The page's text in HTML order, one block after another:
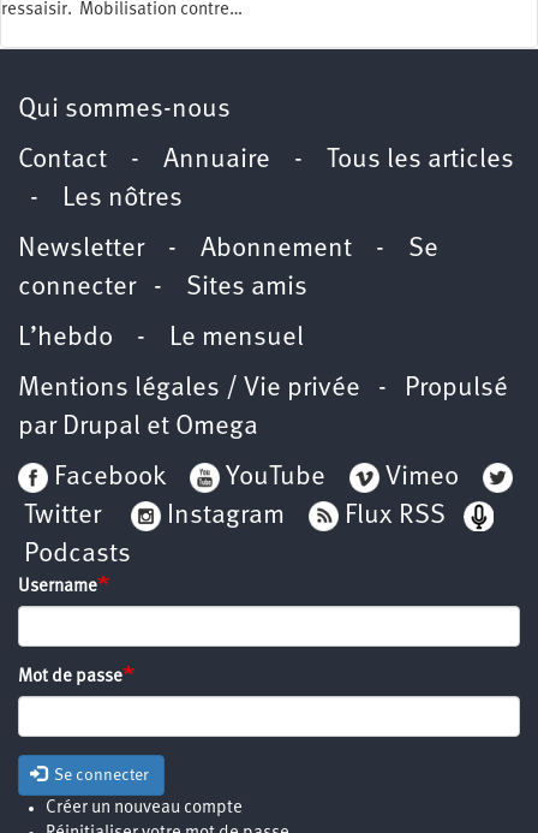
ressaisir. Mobilisation contre…
Qui sommes-nous
Contact - Annuaire -
Tous les articles
- Les nôtres
Newsletter- Abonnement - Se
connecter- Sites amis
L’hebdo - Le mensuel
Mentions légales / Vie privée - Propulsé
par Drupal et Omega
Facebook
YouTube
Vimeo
Twitter
Instagram
Flux RSS
Podcasts
Username
Mot de passe
Se connecter
Créer un nouveau compte